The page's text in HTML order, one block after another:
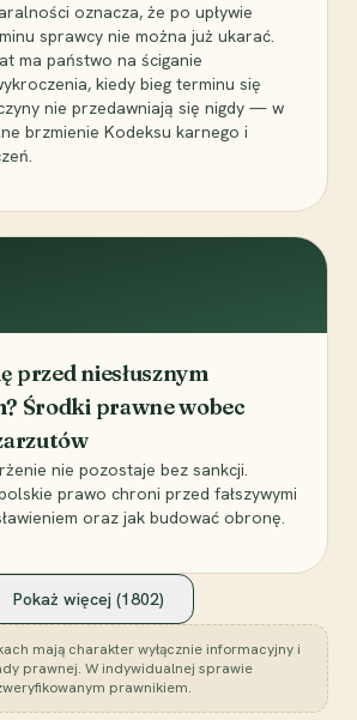
oznacza, że po upływie
sprawcy nie można już ukarać.
ma państwo na ściganie
kiedy bieg terminu się
nie przedawniają się nigdy — w
brzmienie Kodeksu karnego i
przed niesłusznym
Środki prawne wobec
nie pozostaje bez sankcji.
prawo chroni przed fałszywymi
oraz jak budować obronę.
Pokaż więcej (1802)
mają charakter wyłącznie informacyjny i
prawnej. W indywidualnej sprawie
prawnikiem.